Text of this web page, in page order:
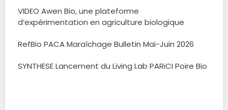
VIDEO Awen Bio, une plateforme
d’expérimentation en agriculture biologique
RefBio PACA Maraîchage Bulletin Mai-Juin 2026
SYNTHESE Lancement du Living Lab PARiCI Poire Bio